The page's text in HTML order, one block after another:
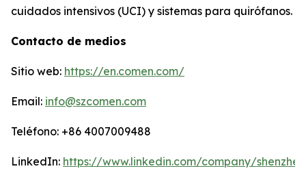
cuidados intensivos (UCI) y sistemas para quirófanos.
Contacto de medios
Sitio web: https://en.comen.com/
Email: info@szcomen.com
Teléfono: +86 4007009488
LinkedIn: https://www.linkedin.com/company/